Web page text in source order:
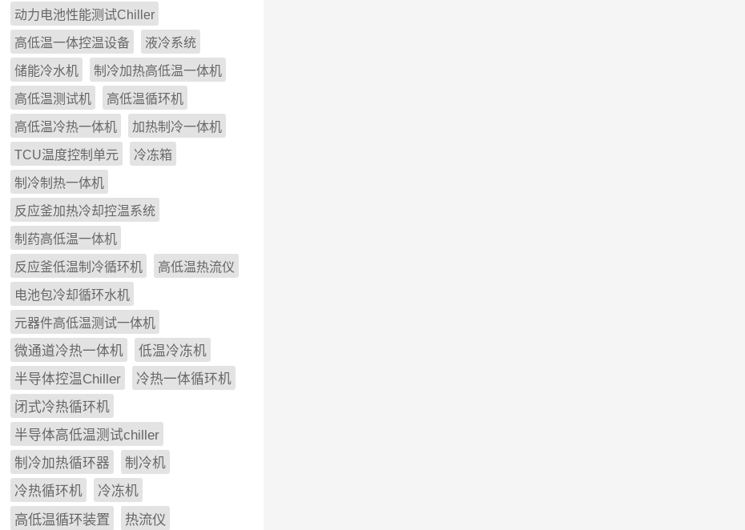
动力电池性能测试Chiller
高低温一体控温设备 液冷系统
储能冷水机 制冷加热高低温一体机
高低温测试机 高低温循环机
高低温冷热一体机 加热制冷一体机
TCU温度控制单元 冷冻箱
制冷制热一体机
反应釜加热冷却控温系统
制药高低温一体机
反应釜低温制冷循环机 高低温热流仪
电池包冷却循环水机
元器件高低温测试一体机
微通道冷热一体机
低温冷冻机
半导体控温Chiller
冷热一体循环机
闭式冷热循环机
半导体高低温测试chiller
制冷加热循环器
制冷机
冷热循环机
冷冻机
高低温循环装置
热流仪